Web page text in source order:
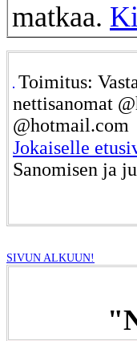
matkaa.
Toimitus:
nettisanomat
@hotmail.com
Jokaiselle
Sanomisen ja
SIVUN ALKUUN!